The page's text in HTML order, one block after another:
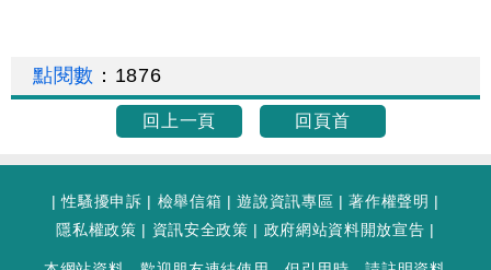
點閱數 ： 1876
回上一頁 回頁首
|性騷擾申訴 | 檢舉信箱 |遊說資訊專區 |著作權聲明 |
隱私權政策 | 資訊安全政策 | 政府網站資料開放宣告 |